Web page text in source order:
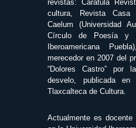
revistas: Carátula
cultura, Revista
Caelum (Universidad
Círculo de Poesía y
Iberoamericana
merecedor en 2007 del
“Dolores Castro” por
desvelo, publicada
Tlaxcalteca de Cultura.
Actualmente es